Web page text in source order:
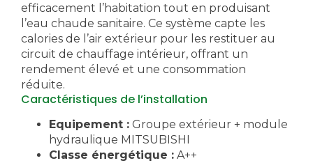
efficacement l’habitation tout en produisant
l’eau chaude sanitaire. Ce système capte les
calories de l’air extérieur pour les restituer au
circuit de chauffage intérieur, offrant un
rendement élevé et une consommation
réduite.
Caractéristiques de l’installation
Equipement : Groupe extérieur + module
hydraulique MITSUBISHI
Classe énergétique : A++